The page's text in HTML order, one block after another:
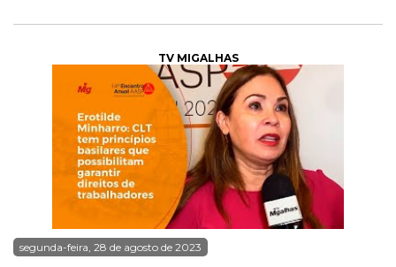
TV MIGALHAS
segunda-feira, 28 de agosto de 2023